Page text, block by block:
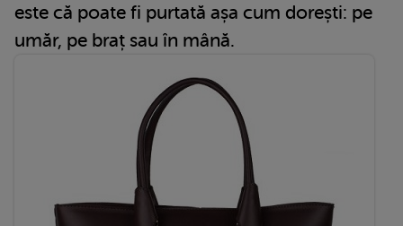
este că poate fi purtată așa cum dorești: pe
umăr, pe braț sau în mână.